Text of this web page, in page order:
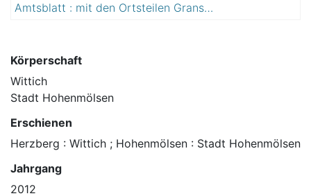
Amtsblatt : mit den Ortsteilen Granschütz, Aupitz, Webau, Wählitz, Rössuln, Taucha, Zembschen, Keutschen, Werschen, Oberwerschen
Körperschaft
Wittich
Stadt Hohenmölsen
Erschienen
Herzberg : Wittich ; Hohenmölsen : Stadt Hohenmölsen
Jahrgang
2012